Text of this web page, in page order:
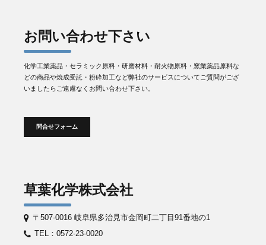
お問い合わせ下さい
化学工業薬品・セラミック原料・研磨材料・耐火物原料・窯業薬品原料な
どの商品や焼成受託・粉砕加工など弊社のサービスについてご質問がござ
いましたらご遠慮なくお問い合わせ下さい。
問合せフォーム
草葉化学株式会社
〒507-0016 岐阜県多治見市金岡町二丁目91番地の1
TEL：0572-23-0020